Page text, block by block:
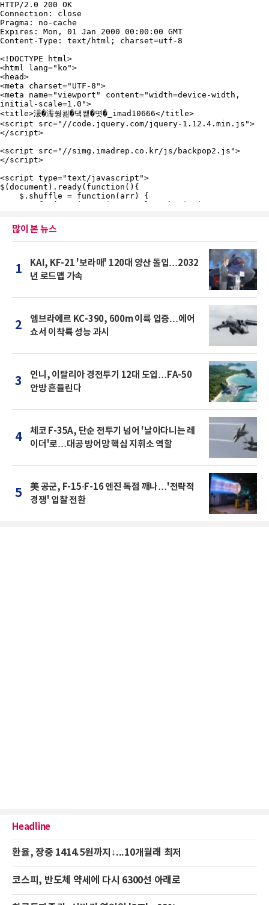
많이 본 뉴스
1
KAI, KF-21 '보라매' 120대 양산 돌입…2032
년 로드맵 가속
2
엠브라에르 KC-390, 600m 이륙 입증…에어
쇼서 이착륙 성능 과시
3
인니, 이탈리아 경전투기 12대 도입…FA-50
안방 흔들린다
4
체코 F-35A, 단순 전투기 넘어 '날아다니는 레
이더'로…대공 방어망 핵심 지휘소 역할
5
美 공군, F-15·F-16 엔진 독점 깨나…'전략적
경쟁' 입찰 전환
Headline
환율, 장중 1414.5원까지↓...10개월래 최저
코스피, 반도체 약세에 다시 6300선 아래로